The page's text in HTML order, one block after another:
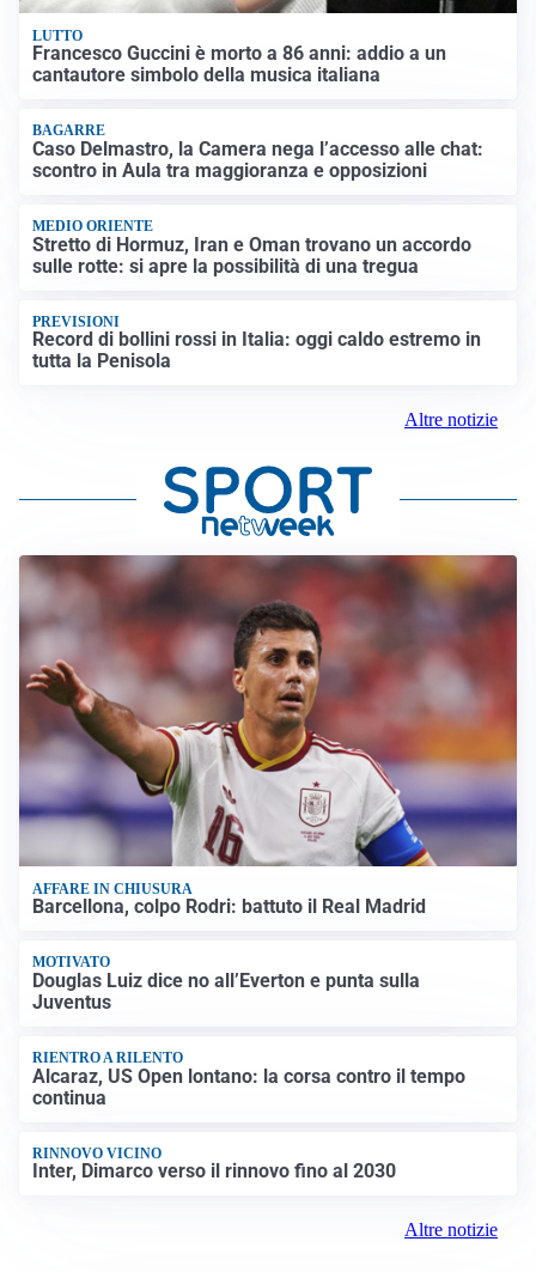
LUTTO
Francesco Guccini è morto a 86 anni: addio a un
cantautore simbolo della musica italiana
BAGARRE
Caso Delmastro, la Camera nega l’accesso alle chat:
scontro in Aula tra maggioranza e opposizioni
MEDIO ORIENTE
Stretto di Hormuz, Iran e Oman trovano un accordo
sulle rotte: si apre la possibilità di una tregua
PREVISIONI
Record di bollini rossi in Italia: oggi caldo estremo in
tutta la Penisola
Altre notizie
AFFARE IN CHIUSURA
Barcellona, colpo Rodri: battuto il Real Madrid
MOTIVATO
Douglas Luiz dice no all’Everton e punta sulla
Juventus
RIENTRO A RILENTO
Alcaraz, US Open lontano: la corsa contro il tempo
continua
RINNOVO VICINO
Inter, Dimarco verso il rinnovo fino al 2030
Altre notizie